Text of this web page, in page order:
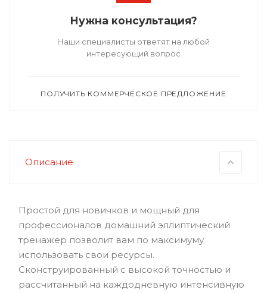
Нужна консультация?
Наши специалисты ответят на любой
интересующий вопрос
ПОЛУЧИТЬ КОММЕРЧЕСКОЕ ПРЕДЛОЖЕНИЕ
Описание
Простой для новичков и мощный для
профессионалов домашний эллиптический
тренажер позволит вам по максимуму
использовать свои ресурсы.
Сконструированный с высокой точностью и
рассчитанный на каждодневную интенсивную